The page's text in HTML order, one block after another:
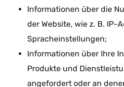
Informationen über die
der Website, wie z. B. IP-
Spracheinstellungen;
Informationen über Ihre
Produkte und
angefordert oder an